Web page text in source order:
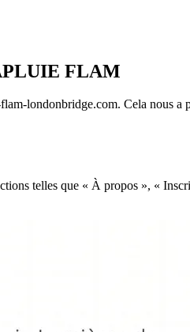
FLAM
londonbridge.com. Cela nous
telles que « À propos », «